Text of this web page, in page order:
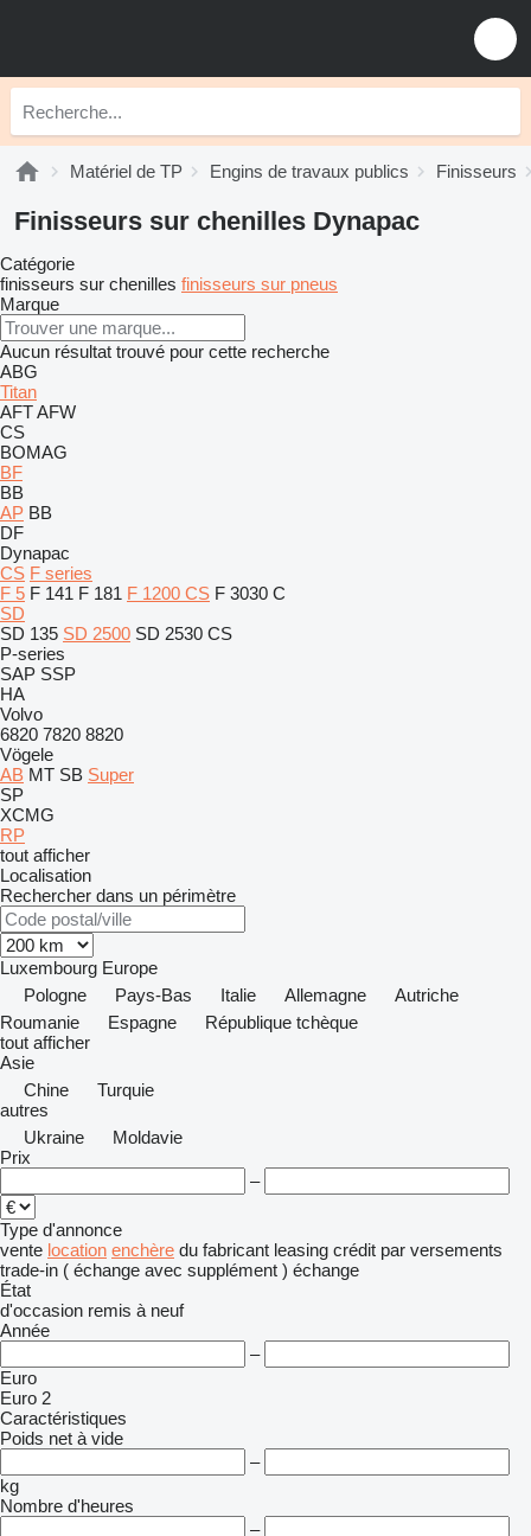
Matériel de TP Engins de travaux publics Finisseurs
Finisseurs sur chenilles Dynapac
Catégorie
finisseurs sur chenilles finisseurs sur pneus
Marque
Aucun résultat trouvé pour cette recherche
ABG
Titan
AFTAFW
CS
BOMAG
BF
BB
AP BB
DF
Dynapac
CS F series
F 5 F 141 F 181 F 1200 CS F 3030 C
SD
SD 135 SD 2500 SD 2530 CS
P-series
SAP SSP
HA
Volvo
6820 7820 8820
Vögele
AB MT SB Super
SP
XCMG
RP
tout afficher
Localisation
Rechercher dans un périmètre
Luxembourg Europe
Pologne
Pays-Bas Italie Allemagne
Autriche
Roumanie
Espagne
République tchèque
tout afficher
Asie
Chine
Turquie
autres
Ukraine
Moldavie
Prix
–
Type d'annonce
vente location enchère du fabricant leasing crédit par versements
trade-in ( échange avec supplément ) échange
État
d'occasion remis à neuf
Année
–
Euro
Euro 2
Caractéristiques
Poids net à vide
–
kg
Nombre d'heures
–